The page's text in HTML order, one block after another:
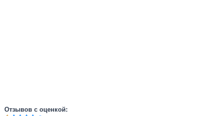
Отзывов с оценкой: